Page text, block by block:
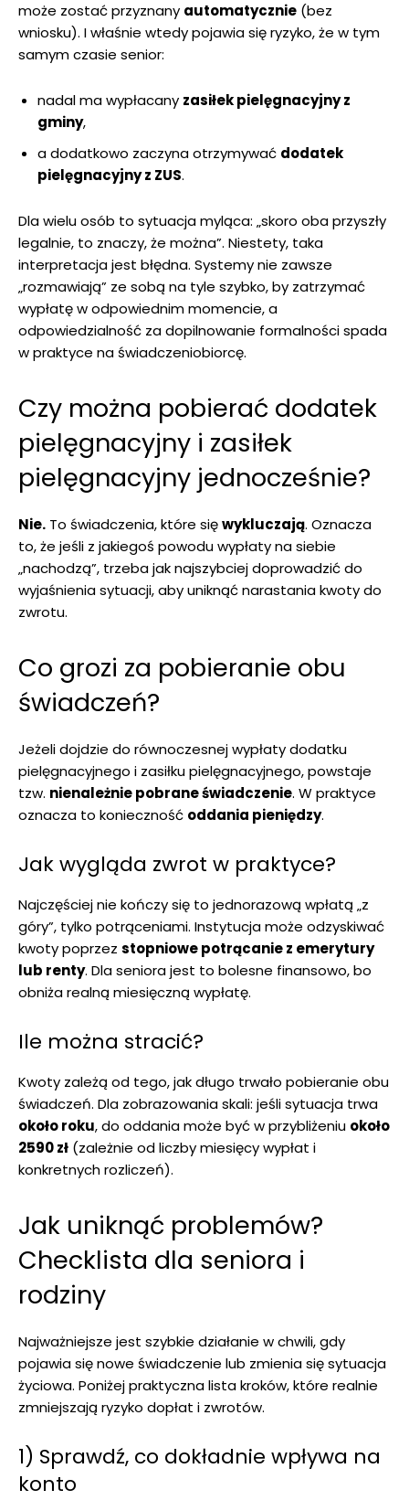
może zostać przyznany automatycznie (bez
wniosku). I właśnie wtedy pojawia się ryzyko, że w tym
samym czasie senior:
nadal ma wypłacany zasiłek pielęgnacyjny z
gminy,
a dodatkowo zaczyna otrzymywać dodatek
pielęgnacyjny z ZUS.
Dla wielu osób to sytuacja myląca: „skoro oba przyszły
legalnie, to znaczy, że można”. Niestety, taka
interpretacja jest błędna. Systemy nie zawsze
„rozmawiają” ze sobą na tyle szybko, by zatrzymać
wypłatę w odpowiednim momencie, a
odpowiedzialność za dopilnowanie formalności spada
w praktyce na świadczeniobiorcę.
Czy można pobierać dodatek
pielęgnacyjny i zasiłek
pielęgnacyjny jednocześnie?
Nie. To świadczenia, które sięwykluczają. Oznacza
to, że jeśli z jakiegoś powodu wypłaty na siebie
„nachodzą”, trzeba jak najszybciej doprowadzić do
wyjaśnienia sytuacji, aby uniknąć narastania kwoty do
zwrotu.
Co grozi za pobieranie obu
świadczeń?
Jeżeli dojdzie do równoczesnej wypłaty dodatku
pielęgnacyjnego i zasiłku pielęgnacyjnego, powstaje
tzw. nienależnie pobrane świadczenie. W praktyce
oznacza to konieczność oddania pieniędzy.
Jak wygląda zwrot w praktyce?
Najczęściej nie kończy się to jednorazową wpłatą „z
góry”, tylko potrąceniami. Instytucja może odzyskiwać
kwoty poprzez stopniowe potrącanie z emerytury
lub renty. Dla seniora jest to bolesne finansowo, bo
obniża realną miesięczną wypłatę.
Ile można stracić?
Kwoty zależą od tego, jak długo trwało pobieranie obu
świadczeń. Dla zobrazowania skali: jeśli sytuacja trwa
około roku, do oddania może być w przybliżeniu około
2590 zł (zależnie od liczby miesięcy wypłat i
konkretnych rozliczeń).
Jak uniknąć problemów?
Checklista dla seniora i
rodziny
Najważniejsze jest szybkie działanie w chwili, gdy
pojawia się nowe świadczenie lub zmienia się sytuacja
życiowa. Poniżej praktyczna lista kroków, które realnie
zmniejszają ryzyko dopłat i zwrotów.
1) Sprawdź, co dokładnie wpływa na
konto